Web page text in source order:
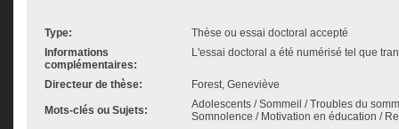
Type:
Thèse ou essai doctoral accepté
Informations
complémentaires:
L'essai doctoral a été numérisé tel que
Directeur de thèse: Forest, Geneviève
Mots-clés ou Sujets:
Adolescents / Sommeil / Troubles du
Somnolence / Motivation en éducation /